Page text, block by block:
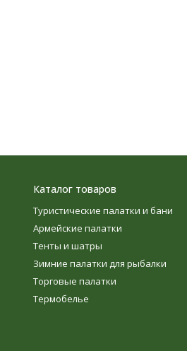
Каталог товаров
Туристические палатки и бани
Армейские палатки
Тенты и шатры
Зимние палатки для рыбалки
Торговые палатки
Термобелье